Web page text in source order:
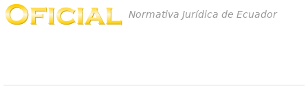
Normativa Jurídica de Ecuador